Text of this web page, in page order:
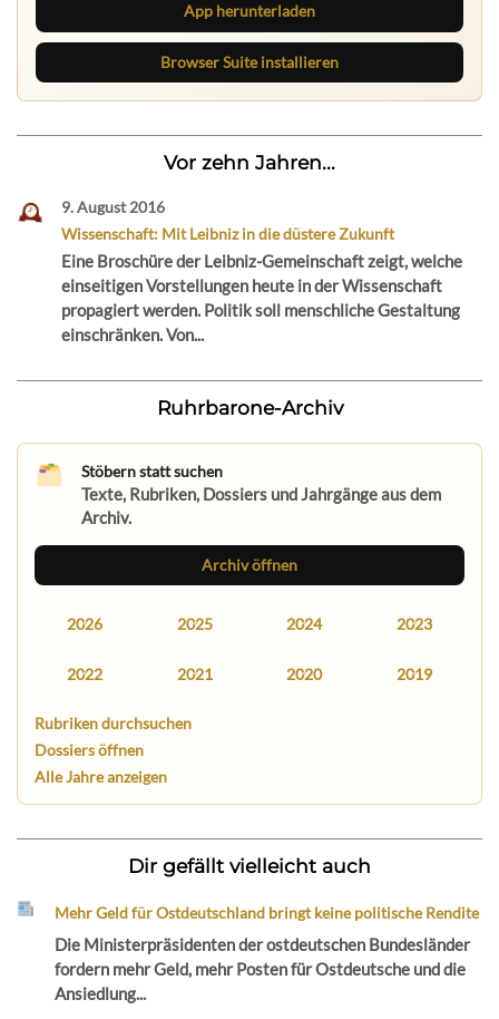
App herunterladen
Browser Suite installieren
Vor zehn Jahren...
9. August 2016
Wissenschaft: Mit Leibniz in die düstere Zukunft
Eine Broschüre der Leibniz-Gemeinschaft zeigt, welche
einseitigen Vorstellungen heute in der Wissenschaft
propagiert werden. Politik soll menschliche Gestaltung
einschränken. Von...
Ruhrbarone-Archiv
Stöbern statt suchen
Texte, Rubriken, Dossiers und Jahrgänge aus dem
Archiv.
Archiv öffnen
2026 2025 2024 2023
2022 2021 2020 2019
Rubriken durchsuchen
Dossiers öffnen
Alle Jahre anzeigen
Dir gefällt vielleicht auch
Mehr Geld für Ostdeutschland bringt keine politische Rendite
Die Ministerpräsidenten der ostdeutschen Bundesländer
fordern mehr Geld, mehr Posten für Ostdeutsche und die
Ansiedlung...